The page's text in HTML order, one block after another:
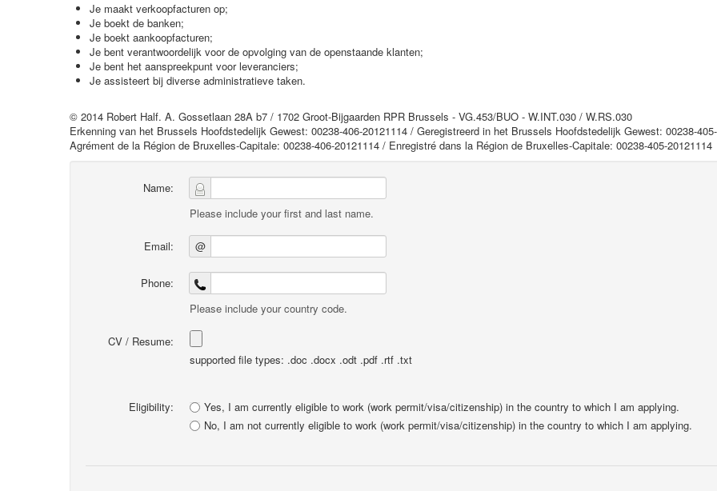
Je maakt verkoopfacturen op;
Je boekt de banken;
Je boekt aankoopfacturen;
Je bent verantwoordelijk voor de opvolging van de openstaande klanten;
Je bent het aanspreekpunt voor leveranciers;
Je assisteert bij diverse administratieve taken.
© 2014 Robert Half. A. Gossetlaan 28A b7 / 1702 Groot-Bijgaarden RPR Brussels - VG.453/BUO - W.INT.030 / W.RS.030
Erkenning van het Brussels Hoofdstedelijk Gewest: 00238-406-20121114 / Geregistreerd in het Brussels Hoofdstedelijk Gewest: 00238-
Agrément de la Région de Bruxelles-Capitale: 00238-406-20121114 / Enregistré dans la Région de Bruxelles-Capitale: 00238-405-20121114
Name:
Please include your first and last name.
Email: @
Phone:
Please include your country code.
CV / Resume:
supported file types: .doc .docx .odt .pdf .rtf .txt
Eligibility:
Yes, I am currently eligible to work (work permit/visa/citizenship) in the country to which I am applying.
No, I am not currently eligible to work (work permit/visa/citizenship) in the country to which I am applying.